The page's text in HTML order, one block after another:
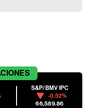
S&P/BMV IPC
-0.52%
66,589.86